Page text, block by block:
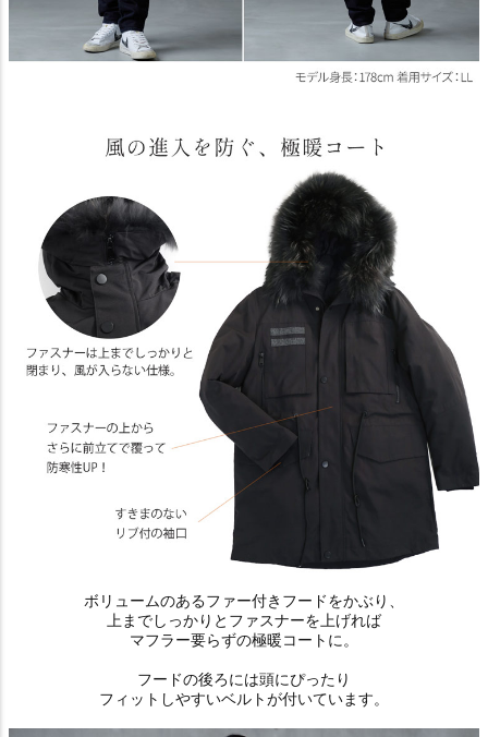
ボリュームのあるファー付きフードをかぶり、
上までしっかりとファスナーを上げれば
マフラー要らずの極暖コートに。
フードの後ろには頭にぴったり
フィットしやすいベルトが付いています。